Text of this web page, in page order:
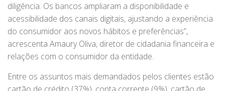
diligência. Os bancos ampliaram a disponibilidade e
acessibilidade dos canais digitais, ajustando a experiência
do consumidor aos novos hábitos e preferências”,
acrescenta Amaury Oliva, diretor de cidadania financeira e
relações com o consumidor da entidade.
Entre os assuntos mais demandados pelos clientes estão